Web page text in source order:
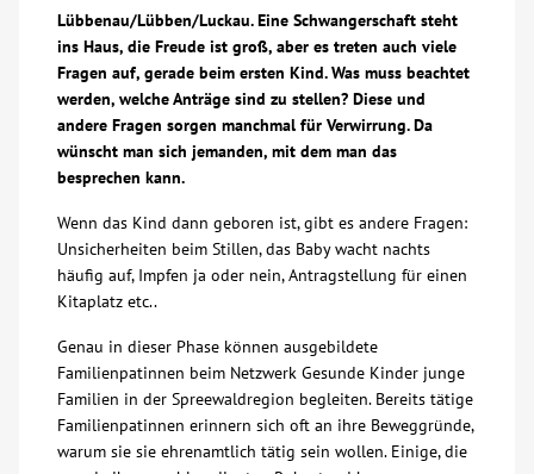
Bildung
Über uns
Veranstaltungen
Spenden
Karriere
Ausbildung
Lübbenau/Lübben/Luckau. Eine Schwangerschaft steht
ins Haus, die Freude ist groß, aber es treten auch viele
Fragen auf, gerade beim ersten Kind. Was muss beachtet
werden, welche Anträge sind zu stellen? Diese und
andere Fragen sorgen manchmal für Verwirrung. Da
wünscht man sich jemanden, mit dem man das
besprechen kann.
Wenn das Kind dann geboren ist, gibt es andere Fragen:
Unsicherheiten beim Stillen, das Baby wacht nachts
häufig auf, Impfen ja oder nein, Antragstellung für einen
Kitaplatz etc..
Genau in dieser Phase können ausgebildete
Familienpatinnen beim Netzwerk Gesunde Kinder junge
Familien in der Spreewaldregion begleiten. Bereits tätige
Familienpatinnen erinnern sich oft an ihre Beweggründe,
warum sie sie ehrenamtlich tätig sein wollen. Einige, die